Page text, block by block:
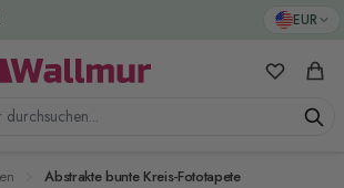
EUR
durchsuchen...
Meine
Abstrakte bunte Kreis-Fototapete